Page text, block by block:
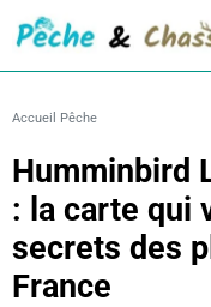
Accueil Pêche
Humminbird
: la carte qui
secrets des
France